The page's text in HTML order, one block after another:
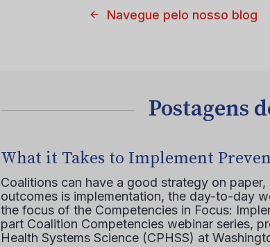
Navegue pelo nosso blog
Postagens
What it Takes to Implement
Coalitions can have a good strategy on
outcomes is implementation, the day-to-day
the focus of the Competencies in Focus:
part Coalition Competencies webinar series,
Health Systems Science (CPHSS) at